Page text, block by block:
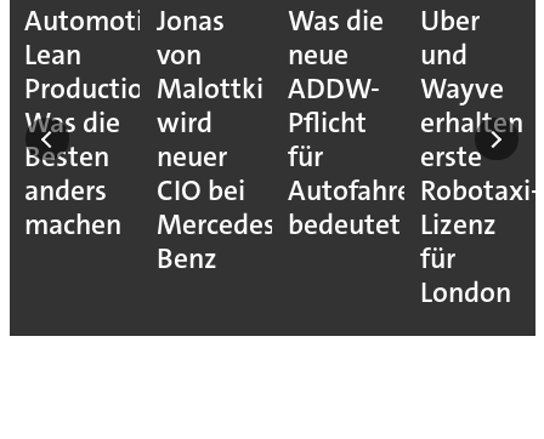
Automotive
Lean
Production:
Was die
Besten
anders
machen
Jonas
von
Malottki
wird
neuer
CIO bei
Mercedes-
Benz
Was die
neue
ADDW-
Pflicht
für
Autofahrer
bedeutet
Uber
und
Wayve
erhalten
erste
Robotaxi-
Lizenz
für
London